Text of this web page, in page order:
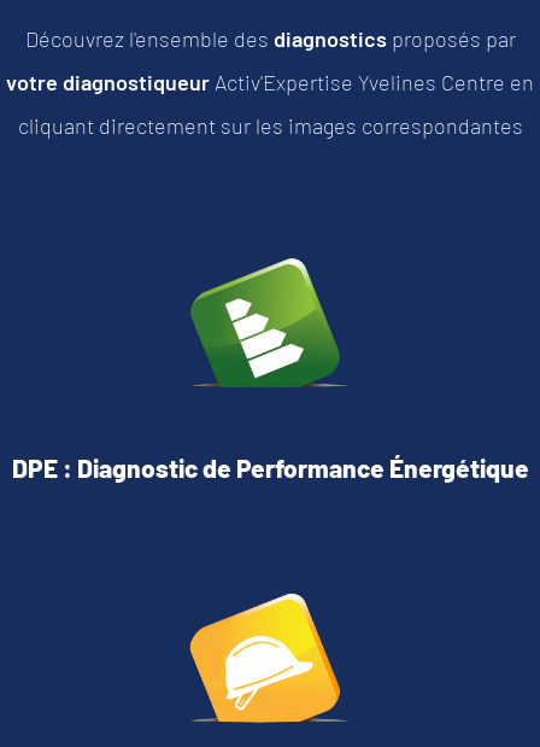
Découvrez l'ensemble des diagnostics proposés par
votre diagnostiqueur Activ'Expertise Yvelines Centre en
cliquant directement sur les images correspondantes
DPE : Diagnostic de Performance Énergétique